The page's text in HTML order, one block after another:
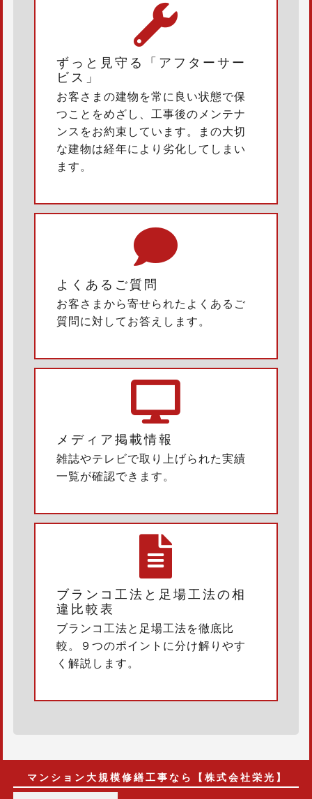
ずっと見守る「アフターサー
ビス」
お客さまの建物を常に良い状態で保
つことをめざし、工事後のメンテナ
ンスをお約束しています。まの大切
な建物は経年により劣化してしまい
ます。
よくあるご質問
お客さまから寄せられたよくあるご
質問に対してお答えします。
メディア掲載情報
雑誌やテレビで取り上げられた実績
一覧が確認できます。
ブランコ工法と足場工法の相
違比較表
ブランコ工法と足場工法を徹底比
較。９つのポイントに分け解りやす
く解説します。
マンション大規模修繕工事なら【株式会社栄光】